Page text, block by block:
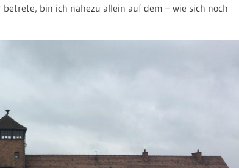
bin ich nahezu allein auf dem – wie sich noch